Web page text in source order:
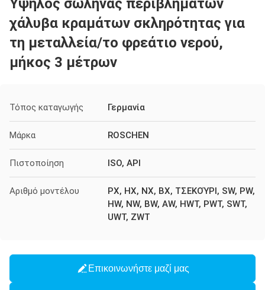
Υψηλός σωλήνας περιβλημάτων
χάλυβα κραμάτων σκληρότητας για
τη μεταλλεία/το φρεάτιο νερού,
μήκος 3 μέτρων
Τόπος καταγωγής Γερμανία
Μάρκα ROSCHEN
Πιστοποίηση ISO, API
Αριθμό μοντέλου
PX, HX, NX, BX, ΤΣΕΚΟΎΡΙ, SW, PW,
HW, NW, BW, AW, HWT, PWT, SWT,
UWT, ZWT
Επικοινωνήστε μαζί μας